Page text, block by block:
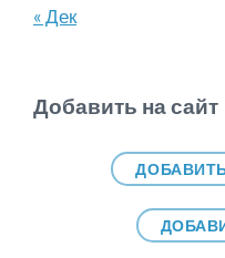
« Дек
Добавить на сайт